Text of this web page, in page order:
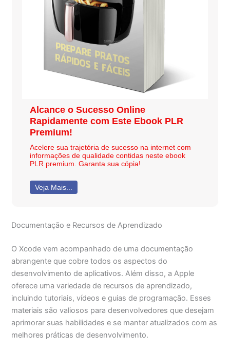
Alcance o Sucesso Online
Rapidamente com Este Ebook PLR
Premium!
Acelere sua trajetória de sucesso na internet com
informações de qualidade contidas neste ebook
PLR premium. Garanta sua cópia!
Veja Mais...
Documentação e Recursos de Aprendizado
O Xcode vem acompanhado de uma documentação
abrangente que cobre todos os aspectos do
desenvolvimento de aplicativos. Além disso, a Apple
oferece uma variedade de recursos de aprendizado,
incluindo tutoriais, vídeos e guias de programação. Esses
materiais são valiosos para desenvolvedores que desejam
aprimorar suas habilidades e se manter atualizados com as
melhores práticas de desenvolvimento.